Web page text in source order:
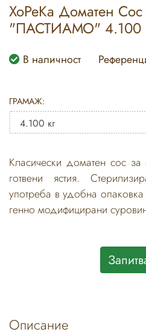
ХоРеКа Доматен Сос
"ПАСТИАМО" 4.100
В наличност
ГРАМАЖ:
Класически доматен сос за
готвени ястия.
употреба в удобна
генно модифицирани
Описание